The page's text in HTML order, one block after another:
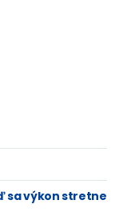
sa výkon stretne